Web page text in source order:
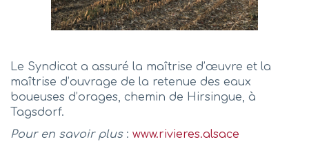
Le Syndicat a assuré la maîtrise d’œuvre et la
maîtrise d’ouvrage de la retenue des eaux
boueuses d’orages, chemin de Hirsingue, à
Tagsdorf.
Pour en savoir plus: www.rivieres.alsace